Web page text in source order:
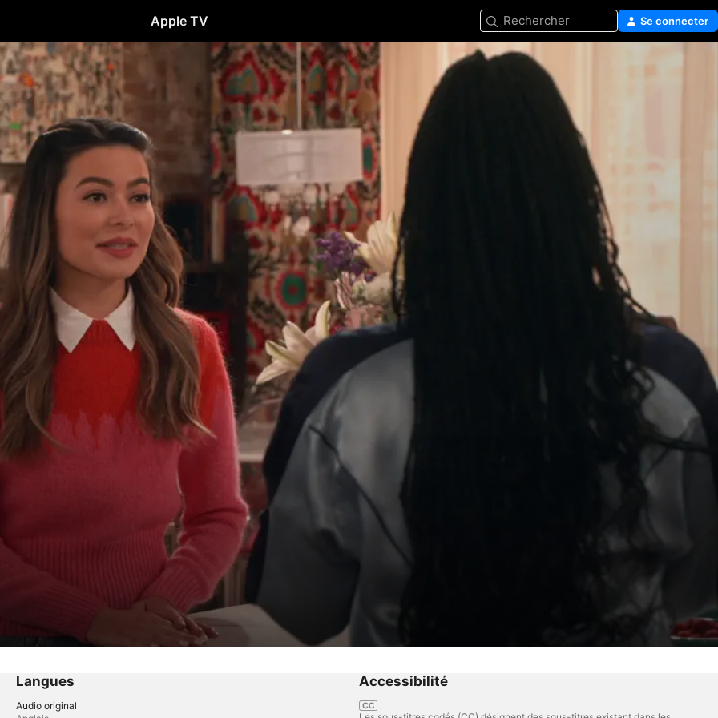
Apple TV Rechercher Se connecter
Langues
Audio original
Accessibilité